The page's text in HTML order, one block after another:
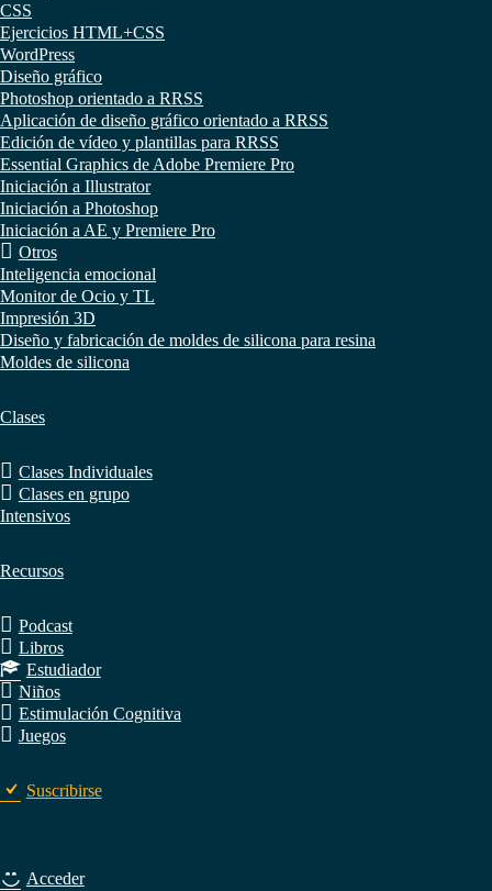
CSS
Ejercicios HTML+CSS
WordPress
Diseño gráfico
Photoshop orientado a RRSS
Aplicación de diseño gráfico orientado a RRSS
Edición de vídeo y plantillas para RRSS
Essential Graphics de Adobe Premiere Pro
Iniciación a Illustrator
Iniciación a Photoshop
Iniciación a AE y Premiere Pro
Otros
Inteligencia emocional
Monitor de Ocio y TL
Impresión 3D
Diseño y fabricación de moldes de silicona para resina
Moldes de silicona
Clases
Clases Individuales
Clases en grupo
Intensivos
Recursos
Podcast
Libros
Estudiador
Niños
Estimulación Cognitiva
Juegos
Suscribirse
Acceder